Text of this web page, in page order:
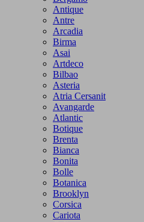
Antique
Antre
Arcadia
Birma
Asai
Artdeco
Bilbao
Asteria
Atria Cersanit
Avangarde
Atlantic
Botique
Brenta
Bianca
Bonita
Bolle
Botanica
Brooklyn
Corsica
Cariota